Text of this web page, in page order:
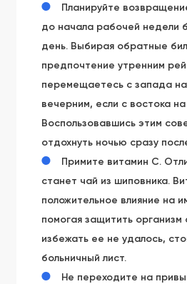
Планируйте
до начала рабочей недели
день. Выбирая обратные
предпочтение утренним
перемещаетесь с запада
вечерним, если с востока
Воспользовавшись этим
отдохнуть ночью сразу
Примите витамин С.
станет чай из шиповника.
положительное влияние на
помогая защитить организм
избежать ее не удалось,
больничный лист.
Не переходите на